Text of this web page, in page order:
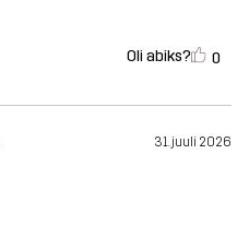
Oli abiks? 0
31. juuli 2026